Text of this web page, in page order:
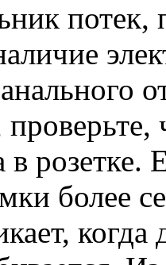
потек,
в розетке.
более
когда